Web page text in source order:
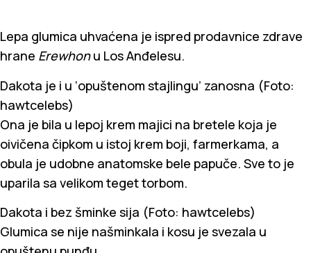
Lepa glumica uhvaćena je ispred prodavnice zdrave
hrane Erewhonu Los Anđelesu.
Dakota je i u ‘opuštenom stajlingu’ zanosna (Foto:
hawtcelebs)
Ona je bila u lepoj krem majici na bretele koja je
oivičena čipkom u istoj krem boji, farmerkama, a
obula je udobne anatomske bele papuče. Sve to je
uparila sa velikom teget torbom.
Dakota i bez šminke sija (Foto: hawtcelebs)
Glumica se nije našminkala i kosu je svezala u